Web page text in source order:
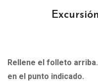
Rellene el folleto
en el punto indicado.